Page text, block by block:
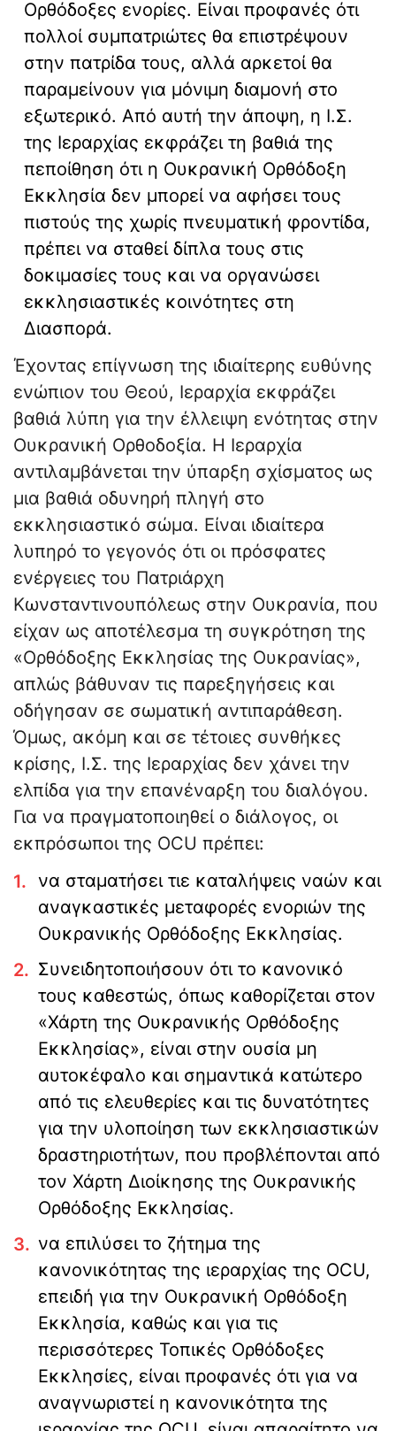
Ορθόδοξες ενορίες. Είναι προφανές ότι
πολλοί συμπατριώτες θα επιστρέψουν
στην πατρίδα τους, αλλά αρκετοί θα
παραμείνουν για μόνιμη διαμονή στο
εξωτερικό. Από αυτή την άποψη, η Ι.Σ.
της Ιεραρχίας εκφράζει τη βαθιά της
πεποίθηση ότι η Ουκρανική Ορθόδοξη
Εκκλησία δεν μπορεί να αφήσει τους
πιστούς της χωρίς πνευματική φροντίδα,
πρέπει να σταθεί δίπλα τους στις
δοκιμασίες τους και να οργανώσει
εκκλησιαστικές κοινότητες στη
Διασπορά.
Έχοντας επίγνωση της ιδιαίτερης ευθύνης
ενώπιον του Θεού, Ιεραρχία εκφράζει
βαθιά λύπη για την έλλειψη ενότητας στην
Ουκρανική Ορθοδοξία. Η Ιεραρχία
αντιλαμβάνεται την ύπαρξη σχίσματος ως
μια βαθιά οδυνηρή πληγή στο
εκκλησιαστικό σώμα. Είναι ιδιαίτερα
λυπηρό το γεγονός ότι οι πρόσφατες
ενέργειες του Πατριάρχη
Κωνσταντινουπόλεως στην Ουκρανία, που
είχαν ως αποτέλεσμα τη συγκρότηση της
«Ορθόδοξης Εκκλησίας της Ουκρανίας»,
απλώς βάθυναν τις παρεξηγήσεις και
οδήγησαν σε σωματική αντιπαράθεση.
Όμως, ακόμη και σε τέτοιες συνθήκες
κρίσης, Ι.Σ. της Ιεραρχίας δεν χάνει την
ελπίδα για την επανέναρξη του διαλόγου.
Για να πραγματοποιηθεί ο διάλογος, οι
εκπρόσωποι της OCU πρέπει:
να σταματήσει τιε καταλήψεις ναών και
αναγκαστικές μεταφορές ενοριών της
Ουκρανικής Ορθόδοξης Εκκλησίας.
Συνειδητοποιήσουν ότι το κανονικό
τους καθεστώς, όπως καθορίζεται στον
«Χάρτη της Ουκρανικής Ορθόδοξης
Εκκλησίας», είναι στην ουσία μη
αυτοκέφαλο και σημαντικά κατώτερο
από τις ελευθερίες και τις δυνατότητες
για την υλοποίηση των εκκλησιαστικών
δραστηριοτήτων, που προβλέπονται από
τον Χάρτη Διοίκησης της Ουκρανικής
Ορθόδοξης Εκκλησίας.
να επιλύσει το ζήτημα της
κανονικότητας της ιεραρχίας της OCU,
επειδή για την Ουκρανική Ορθόδοξη
Εκκλησία, καθώς και για τις
περισσότερες Τοπικές Ορθόδοξες
Εκκλησίες, είναι προφανές ότι για να
αναγνωριστεί η κανονικότητα της